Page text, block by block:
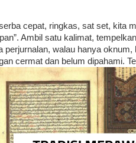
cepat, ringkas, sat set, kita
Ambil satu kalimat,
perjurnalan, walau hanya
cermat dan belum dipahami.